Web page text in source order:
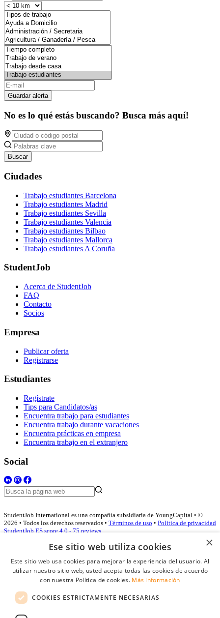
Guardar alerta
No es lo qué estás buscando? Busca más aquí!
Buscar
Ciudades
Trabajo estudiantes Barcelona
Trabajo estudiantes Madrid
Trabajo estudiantes Sevilla
Trabajo estudiantes Valencia
Trabajo estudiantes Bilbao
Trabajo estudiantes Mallorca
Trabajo estudiantes A Coruña
StudentJob
Acerca de StudentJob
FAQ
Contacto
Socios
Empresa
Publicar oferta
Registrarse
Estudiantes
Regístrate
Tips para Candidatos/as
Encuentra trabajo para estudiantes
Encuentra trabajo durante vacaciones
Encuentra prácticas en empresa
Encuentra trabajo en el extranjero
Social
StudentJob International es una compañía subsidiaria de YoungCapital • ©
2026 • Todos los derechos reservados • Términos de uso • Politica de privacidad
StudentJob ES score 4.0 - 75 reviews
Acceso empresas
Contraseña
×
Ese sitio web utiliza cookies
Este sitio web usa cookies para mejorar la experiencia del usuario. Al
utilizar nuestro sitio web, usted acepta todas las cookies de acuerdo
con nuestra Política de cookies. Más información
COOKIES ESTRICTAMENTE NECESARIAS